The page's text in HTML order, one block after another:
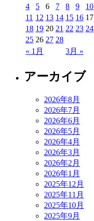
« 1月 3月 »
4
5 6 7 8 9
10
11 12 13 14 15 16 17
18 19 20 21 22 23 24
25 26 27 28
アーカイブ
2026年8月
2026年7月
2026年6月
2026年5月
2026年4月
2026年3月
2026年2月
2026年1月
2025年12月
2025年11月
2025年10月
2025年9月